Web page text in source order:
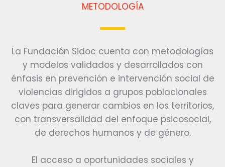
METODOLOGÍA
La Fundación Sidoc cuenta con metodologías
y modelos validados y desarrollados con
énfasis en prevención e intervención social de
violencias dirigidos a grupos poblacionales
claves para generar cambios en los territorios,
con transversalidad del enfoque psicosocial,
de derechos humanos y de género.
El acceso a oportunidades sociales y